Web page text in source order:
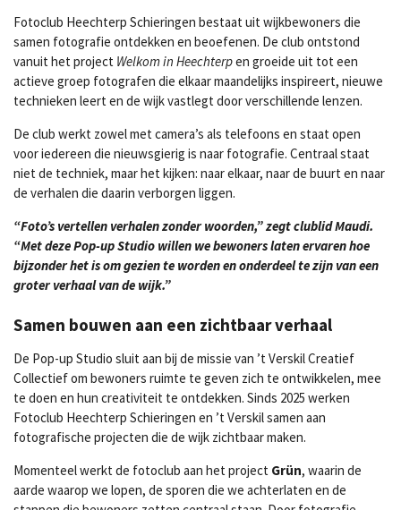
Fotoclub Heechterp Schieringen bestaat uit wijkbewoners die
samen fotografie ontdekken en beoefenen. De club ontstond
vanuit het project Welkom in Heechterpen groeide uit tot een
actieve groep fotografen die elkaar maandelijks inspireert, nieuwe
technieken leert en de wijk vastlegt door verschillende lenzen.
De club werkt zowel met camera’s als telefoons en staat open
voor iedereen die nieuwsgierig is naar fotografie. Centraal staat
niet de techniek, maar het kijken: naar elkaar, naar de buurt en naar
de verhalen die daarin verborgen liggen.
“Foto’s vertellen verhalen zonder woorden,” zegt clublid Maudi.
“Met deze Pop-up Studio willen we bewoners laten ervaren hoe
bijzonder het is om gezien te worden en onderdeel te zijn van een
groter verhaal van de wijk.”
Samen bouwen aan een zichtbaar verhaal
De Pop-up Studio sluit aan bij de missie van ’t Verskil Creatief
Collectief om bewoners ruimte te geven zich te ontwikkelen, mee
te doen en hun creativiteit te ontdekken. Sinds 2025 werken
Fotoclub Heechterp Schieringen en ’t Verskil samen aan
fotografische projecten die de wijk zichtbaar maken.
Momenteel werkt de fotoclub aan het project Grün, waarin de
aarde waarop we lopen, de sporen die we achterlaten en de